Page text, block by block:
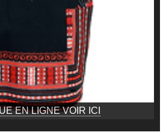
EN LIGNE VOIR ICI